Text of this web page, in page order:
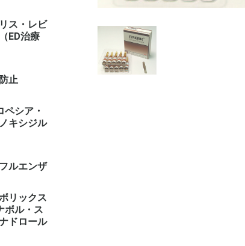
ス・レビ
ED治療
止
シア・
キシジル
ルエンザ
リックス
ボル・ス
ドロール